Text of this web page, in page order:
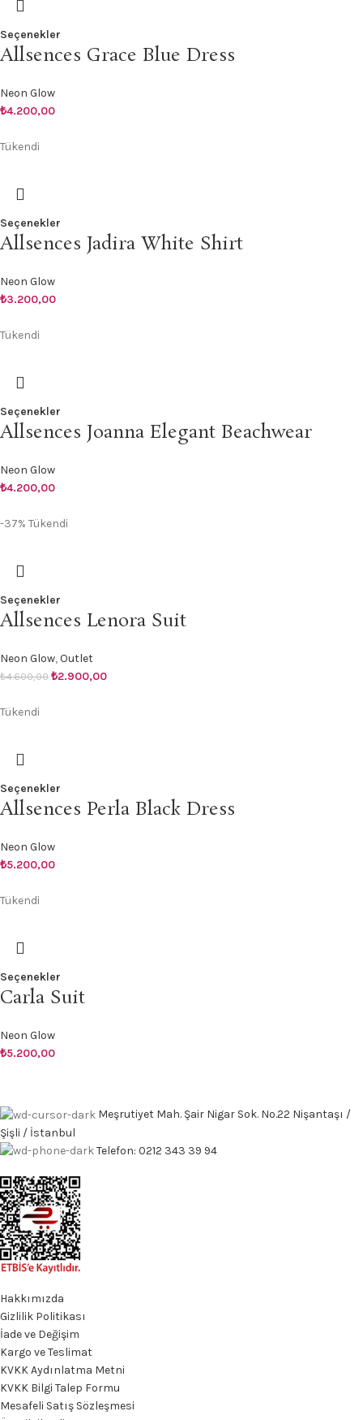
Seçenekler
Allsences Grace Blue Dress
Neon Glow
₺4.200,00
Tükendi
Seçenekler
Allsences Jadira White Shirt
Neon Glow
₺3.200,00
Tükendi
Seçenekler
Allsences Joanna Elegant Beachwear
Neon Glow
₺4.200,00
-37% Tükendi
Seçenekler
Allsences Lenora Suit
Neon Glow,Outlet
₺4.600,00 ₺2.900,00
Tükendi
Seçenekler
Allsences Perla Black Dress
Neon Glow
₺5.200,00
Tükendi
Seçenekler
Carla Suit
Neon Glow
₺5.200,00
Meşrutiyet Mah. Şair Nigar Sok. No.22 Nişantaşı /
Şişli / İstanbul
Telefon: 0212 343 39 94
Hakkımızda
Gizlilik Politikası
İade ve Değişim
Kargo ve Teslimat
KVKK Aydınlatma Metni
KVKK Bilgi Talep Formu
Mesafeli Satış Sözleşmesi